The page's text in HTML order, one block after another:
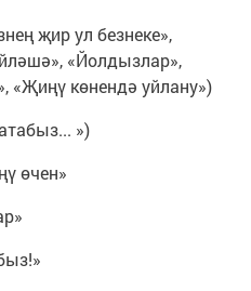
җир ул безнеке»,
«Йолдызлар»,
«Җиңү көнендә уйлану»)
»)
өчен»